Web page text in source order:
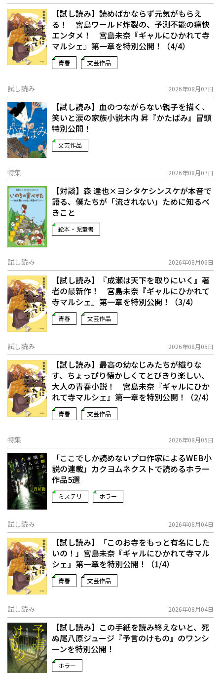
【試し読み】読めばかならず元気がもらえ
る！ 宮島ワールド炸裂の、予測不能の痛快
エンタメ！ 宮島未奈『ギャルにひかれて寺
マルシェ』第一章を特別公開！（4/4）
青春 文芸作品
試し読み 2026年08月07日
【試し読み】血のつながらない親子を描く、
笑いと涙の家族小説――木内 昇『かたばみ』冒頭
特別公開！
文芸作品
特集 2026年08月07日
【対談】森 達也×ヨシタケシンスケが本音で
語る、僕たちが「流されない」ために知るべ
きこと
絵本・児童書
試し読み 2026年08月06日
【試し読み】『成瀬は天下を取りにいく』著
者の最新作！ 宮島未奈『ギャルにひかれて
寺マルシェ』第一章を特別公開！（3/4）
青春 文芸作品
試し読み 2026年08月05日
【試し読み】最高の幼なじみたちが織りな
す、ちょっぴり懐かしくてとびきり楽しい、
大人の青春小説！ 宮島未奈『ギャルにひか
れて寺マルシェ』第一章を特別公開！（2/4）
青春 文芸作品
特集 2026年08月05日
「ここでしか読めないプロ作家によるWEB小
説の連載」――カクヨムネクストで読めるホラー
作品5選
ミステリ ホラー
試し読み 2026年08月04日
【試し読み】「このお寺をもっと有名にした
いの！」宮島未奈『ギャルにひかれて寺マル
シェ』第一章を特別公開！（1/4）
青春 文芸作品
試し読み 2026年08月04日
【試し読み】この手紙を読み終えないと、死
ぬ――尾八原ジュージ『予言のけもの』のワンシ
ーンを特別公開！
ホラー